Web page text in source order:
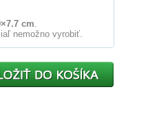
cm.
nemožno vyrobiť.